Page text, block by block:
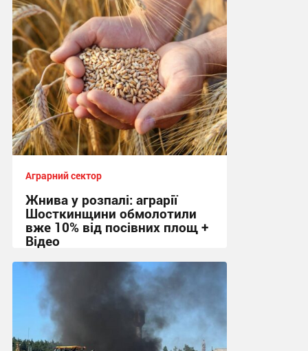
10:07, 5.08.2026
Аграрний сектор
Жнива у розпалі: аграрії
Шосткинщини обмолотили
вже 10% від посівних площ +
Відео
11:36, 28.07.2026